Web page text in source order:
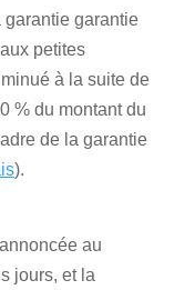
garantie
petites
à la suite de
% du montant du
de la garantie
).
au
jours, et la